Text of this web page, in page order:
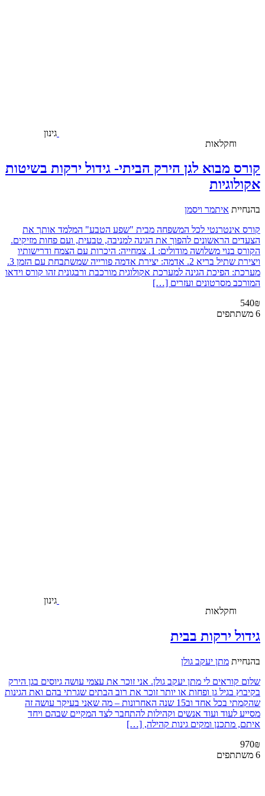
גינון
וחקלאות
קורס מבוא לגן הירק הביתי- גידול ירקות בשיטות
אקולוגיות
בהנחיית איתמר ויסמן
קורס אינטרנטי לכל המשפחה מבית "שפע הטבע" המלמד אותך את
הצעדים הראשונים להפוך את הגינה למניבה, טבעית, ועם פחות מזיקים.
הקורס בנוי משלושה מודולים: 1. צמחייה: היכרות עם הצמח ודרישותיו
ויצירת שתיל בריא 2. אדמה: יצירת אדמה פורייה שמשתבחת עם הזמן 3.
מערכת: הפיכת הגינה למערכת אקולוגית מורכבת ורבגונית זהו קורס וידאו
המורכב מסרטונים ועזרים […]
540₪
6 משתתפים
גינון
וחקלאות
גידול ירקות בבית
בהנחיית מתן יעקב גולן
שלום קוראים לי מתן יעקב גולן. אני זוכר את עצמי עושה גיוסים בגן הירק
בקיבוץ בגיל גן ופחות או יותר זוכר את רוב הבתים שגרתי בהם ואת הגינות
שהקמתי בכל אחד וב15 שנה האחרונות – מה שאני בעיקר עושה זה
מסייע לעוד ועוד אנשים וקהילות להתחבר לצד המקיים שבהם ויחד
איתם, מתכנן ומקים גינות קהילה, […]
970₪
6 משתתפים